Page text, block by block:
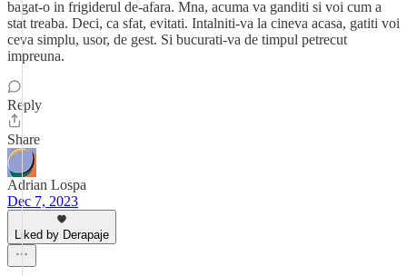
bagat-o in frigiderul de-afara. Mna, acuma va ganditi si voi cum a
stat treaba. Deci, ca sfat, evitati. Intalniti-va la cineva acasa, gatiti voi
ceva simplu, usor, de gest. Si bucurati-va de timpul petrecut
impreuna.
Reply
Share
Adrian Lospa
Dec 7, 2023
Liked by Derapaje